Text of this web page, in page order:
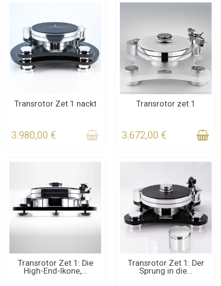
anspruchsvolle Musikliebhaber geeignet.
KONTAKTIEREN SIE UNS
Transrotor Zet 1 nackt
3.980,00 €
Transrotor zet 1
3.672,00 €
KONTAKTIEREN SIE UNS
FÜR DIE FRIST
Transrotor Zet 1: Die
High-End-Ikone,...
KONTAKTIEREN SIE UNS
FÜR DIE FRIST
Transrotor Zet 1: Der
Sprung in die...